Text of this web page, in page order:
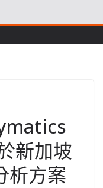
新加坡
析方案